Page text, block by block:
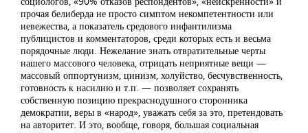
прочая белиберда не просто симптом некомпетентности или
невежества, а показатель средового инфантилизма
публицистов и комментаторов, среди которых есть и весьма
порядочные люди. Нежелание знать отвратительные черты
нашего массового человека, отрицать неприятные вещи —
массовый оппортунизм, цинизм, холуйство, бесчувственность,
готовность к насилию и т.п. — позволяет сохранять
собственную позицию прекраснодушного сторонника
демократии, веры в «народ», уважать себя за это, претендовать
на авторитет. И это, вообще, говоря, большая социальная